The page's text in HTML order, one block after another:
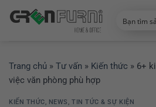
đến
Trang chủ » Tư vấn » Kiến thức » 6+
việc văn phòng phù hợp
KIẾN THỨC, NEWS ,TIN TỨC & SỰ KIỆN